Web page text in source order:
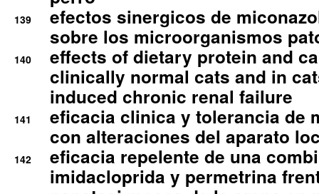
139
efectos sinergicos de
sobre los microorganismos
140
effects of dietary protein and
clinically normal cats and in
induced chronic renal failure
141
eficacia clinica y tolerancia de
con alteraciones del aparato
142
eficacia repelente de una
imidacloprida y permetrina